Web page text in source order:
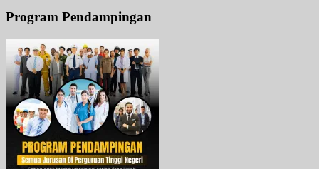
Program Pendampingan